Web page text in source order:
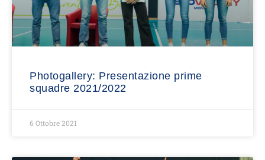
Photogallery: Presentazione prime
squadre 2021/2022
6 Ottobre 2021